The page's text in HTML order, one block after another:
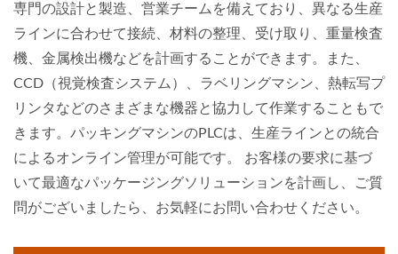
専門の設計と製造、営業チームを備えており、異なる生産
ラインに合わせて接続、材料の整理、受け取り、重量検査
機、金属検出機などを計画することができます。また、
CCD（視覚検査システム）、ラベリングマシン、熱転写プ
リンタなどのさまざまな機器と協力して作業することもで
きます。パッキングマシンのPLCは、生産ラインとの統合
によるオンライン管理が可能です。 お客様の要求に基づ
いて最適なパッケージングソリューションを計画し、ご質
問がございましたら、お気軽にお問い合わせください。